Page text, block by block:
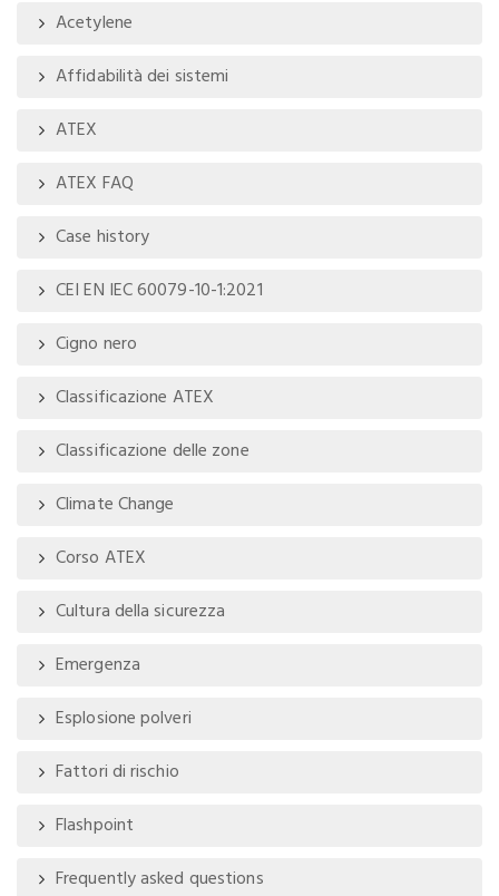
Acetylene
Affidabilità dei sistemi
ATEX
ATEX FAQ
Case history
CEI EN IEC 60079-10-1:2021
Cigno nero
Classificazione ATEX
Classificazione delle zone
Climate Change
Corso ATEX
Cultura della sicurezza
Emergenza
Esplosione polveri
Fattori di rischio
Flashpoint
Frequently asked questions